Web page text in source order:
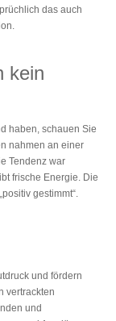
das auch
kein
haben, schauen Sie
nahmen an einer
Tendenz war
frische Energie. Die
gestimmt“.
und fördern
vertrackten
und